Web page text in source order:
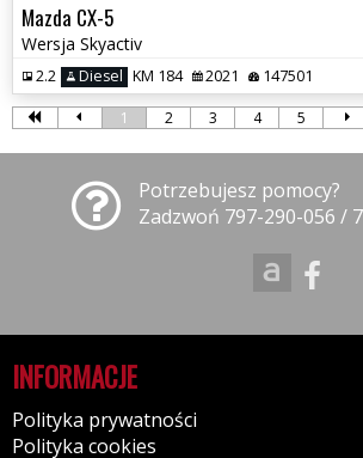
Mazda CX-5
Wersja Skyactiv
2.2 Diesel KM 184 2021 147501
1 2 3 4 5
Potrzebujesz pomocy?
Zadzwoń 797-290-056 /
INFORMACJE
Polityka prywatności
Polityka cookies